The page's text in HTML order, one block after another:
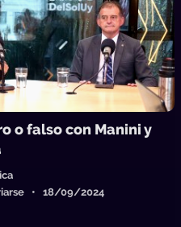
o falso con Manini y
• 18/09/2024